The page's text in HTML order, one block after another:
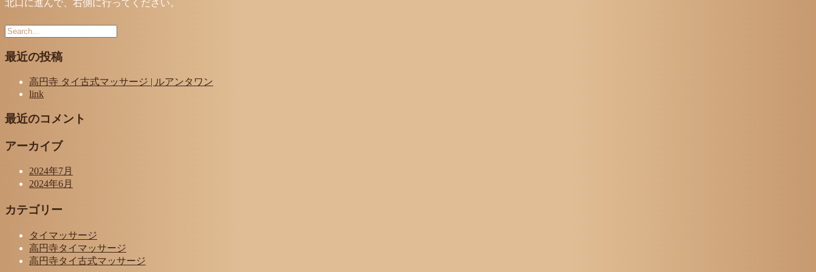
北口に進んで、右側に行ってください。
最近の投稿
高円寺 タイ古式マッサージ | ルアンタワン
link
最近のコメント
アーカイブ
2024年7月
2024年6月
カテゴリー
タイマッサージ
高円寺タイマッサージ
高円寺タイ古式マッサージ